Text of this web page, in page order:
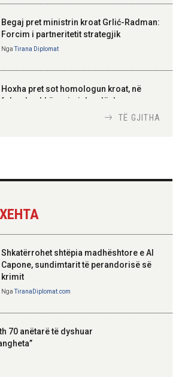
Kosovë!
100-vjetori i themelimit të
Urdhrit të Skënderbeut
Begaj pret ministrin kroat Grlić-Radman:
Forcim i partneritetit strategjik
NgaTirana Diplomat
Hoxha pret sot homologun kroat, në
fokus bashkëpunimi dypalësh
partneritetit strategjik
TË GJITHA
Shkatërrohet shtëpia madhështore e Al
Capone, sundimtarit të perandorisë së
krimit
NgaTiranaDiplomat.com
70 anëtarë të dyshuar